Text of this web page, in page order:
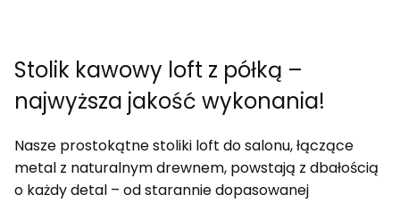
Stolik kawowy loft z półką –
najwyższa jakość wykonania!
Nasze prostokątne stoliki loft do salonu, łączące
metal z naturalnym drewnem, powstają z dbałością
o każdy detal – od starannie dopasowanej